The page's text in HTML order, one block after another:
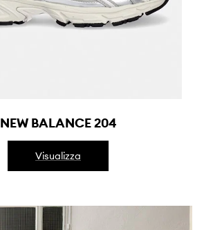
NEW BALANCE 204
Visualizza